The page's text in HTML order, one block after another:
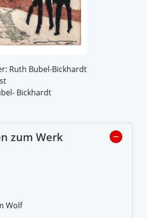
Ruth Bubel-Bickhardt
Bickhardt
zum Werk
Wolf